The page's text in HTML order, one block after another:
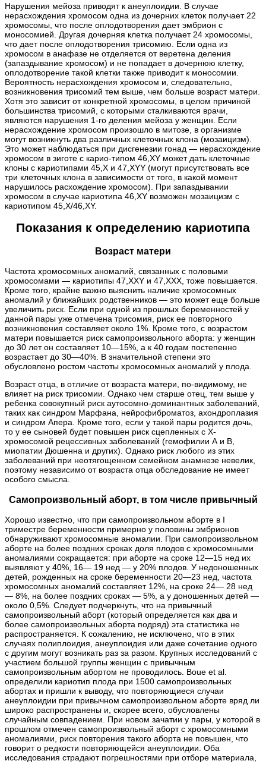
Нарушения мейоза приводят к анеуплоидии. В случае
нерасхождения хромосом одна из дочерних клеток получает 22
хромосомы, что после оплодотворения дает эмбрион с
моносомией. Другая дочерняя клетка получает 24 хромосомы,
что дает после оплодотворения трисомию. Если одна из
хромосом в анафазе не отделяется от веретена деления
(запаздывание хромосом) и не попадает в дочернюю клетку,
оплодотворение такой клетки также приводит к моносомии.
Вероятность нерасхождения хромосом и, следовательно,
возникновения трисомий тем выше, чем больше возраст матери.
Хотя это зависит от конкретной хромосомы, в целом причиной
большинства трисомий, с которыми сталкиваются врачи,
являются нарушения 1-го деления мейоза у женщин. Если
нерасхождение хромосом произошло в митозе, в организме
могут возникнуть два различных клеточных клона (мозаицизм).
Это может наблюдаться при дисгенезии гонад — нерасхождение
хромосом в зиготе с карио-типом 46,XY может дать клеточные
клоны с кариотипами 45,X и 47,XYY (могут присутствовать все
три клеточных клона в зависимости от того, в какой момент
нарушилось расхождение хромосом). При запаздывании
хромосом в случае кариотипа 46,XY возможен мозаицизм с
кариотипом 45,X/46,XY.
Показания к определению кариотипа
Возраст матери
Частота хромосомных аномалий, связанных с половыми
хромосомами — кариотипы 47,XXY и 47,XXX, тоже повышается.
Кроме того, крайне важно выяснить наличие хромосомных
аномалий у ближайших родственников — это может еще больше
увеличить риск. Если при одной из прошлых беременностей у
данной пары уже отмечена трисомия, риск ее повторного
возникновения составляет около 1%. Кроме того, с возрастом
матери повышается риск самопроизвольного аборта: у женщин
до 30 лет он составляет 10—15%, а к 40 годам постепенно
возрастает до 30—40%. В значительной степени это
обусловлено ростом частоты хромосомных аномалий у плода.
Возраст отца, в отличие от возраста матери, по-видимому, не
влияет на риск трисомии. Однако чем старше отец, тем выше у
ребенка совокупный риск аутосомно-доминантных заболеваний,
таких как синдром Марфана, нейрофиброматоз, ахондроплазия
и синдром Апера. Кроме того, если у такой пары родится дочь,
то у ее сыновей будет повышен риск сцепленных с Х-
хромосомой рецессивных заболеваний (гемофилии А и В,
миопатии Дюшенна и других). Однако риск любого из этих
заболеваний при неотягощенном семейном анамнезе невелик,
поэтому независимо от возраста отца обследование не имеет
особого смысла.
Самопроизвольный аборт, в том числе привычный
Хорошо известно, что при самопроизвольном аборте в I
триместре беременности примерно у половины эмбрионов
обнаруживают хромосомные аномалии. При самопроизвольном
аборте на более поздних сроках доля плодов с хромосомными
аномалиями сокращается: при аборте на сроке 12—15 нед их
выявляют у 40%, 16— 19 нед — у 20% плодов. У недоношенных
детей, рожденных на сроке беременности 20—23 нед, частота
хромосомных аномалий составляет 12%, на сроке 24— 28 нед
— 8%, на более поздних сроках — 5%, а у доношенных детей —
около 0,5%. Следует подчеркнуть, что на привычный
самопроизвольный аборт (который определяется как два и
более самопроизвольных аборта подряд) эта статистика не
распространяется. К сожалению, не исключено, что в этих
случаях полиплоидия, анеуплоидия или даже сочетание одного
с другим могут возникать раз за разом. Крупных исследований с
участием большой группы женщин с привычным
самопроизвольным абортом не проводилось. Boue et al.
определили кариотип плода при 1500 самопроизвольных
абортах и пришли к выводу, что повторяющиеся случаи
анеуплоидии при привычном самопроизвольном аборте вряд ли
широко распространены и, скорее всего, обусловлены
случайным совпадением. При новом зачатии у пары, у которой в
прошлом отмечен самопроизвольный аборт с хромосомными
аномалиями, риск повторения такого аборта не повышен, что
говорит о редкости повторяющейся анеуплоидии. Оба
исследования страдают погрешностями при отборе материала,